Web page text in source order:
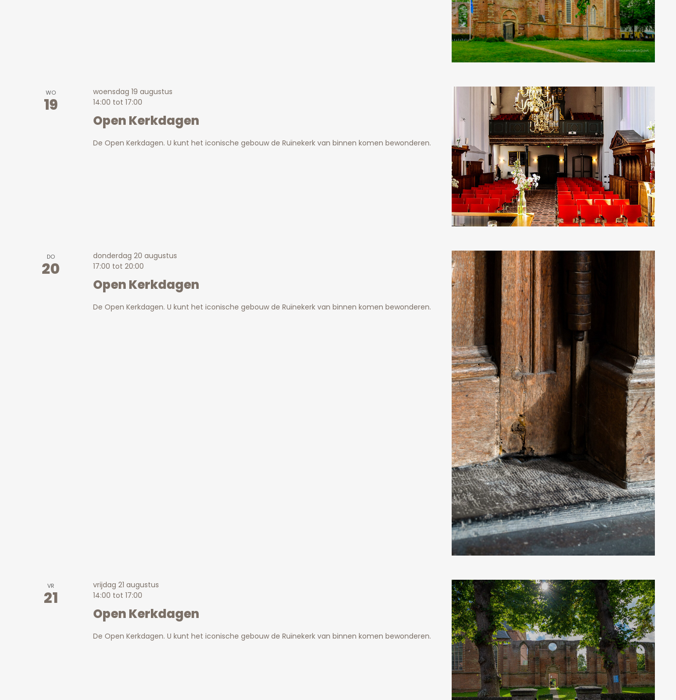
WO
19
Open Kerkdagen
woensdag 19 augustus
14:00 tot 17:00
De Open Kerkdagen. U kunt het iconische gebouw de Ruïnekerk van binnen komen bewonderen.
DO
20
Open Kerkdagen
donderdag 20 augustus
17:00 tot 20:00
De Open Kerkdagen. U kunt het iconische gebouw de Ruïnekerk van binnen komen bewonderen.
VR
21
Open Kerkdagen
vrijdag 21 augustus
14:00 tot 17:00
De Open Kerkdagen. U kunt het iconische gebouw de Ruïnekerk van binnen komen bewonderen.